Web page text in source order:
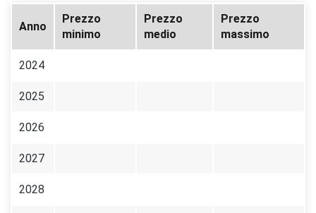
Anno
Prezzo
minimo
Prezzo
medio
Prezzo
massimo
2024
2025
2026
2027
2028